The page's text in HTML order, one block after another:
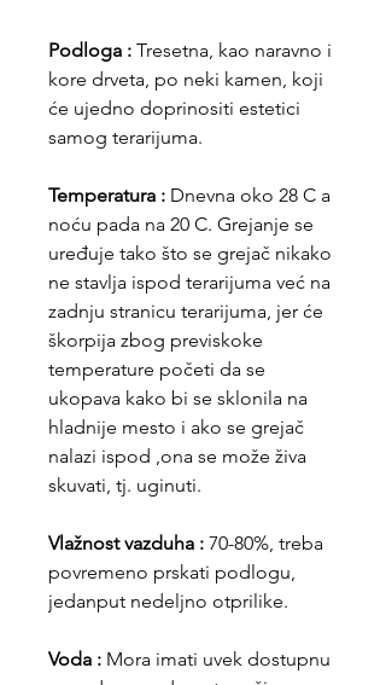
Podloga : Tresetna, kao naravno i
kore drveta, po neki kamen, koji
će ujedno doprinositi estetici
samog terarijuma.
Temperatura : Dnevna oko 28 C a
noću pada na 20 C. Grejanje se
uređuje tako što se grejač nikako
ne stavlja ispod terarijuma već na
zadnju stranicu terarijuma, jer će
škorpija zbog previskoke
temperature početi da se
ukopava kako bi se sklonila na
hladnije mesto i ako se grejač
nalazi ispod ,ona se može živa
skuvati, tj. uginuti.
Vlažnost vazduha : 70-80%, treba
povremeno prskati podlogu,
jedanput nedeljno otprilike.
Voda : Mora imati uvek dostupnu